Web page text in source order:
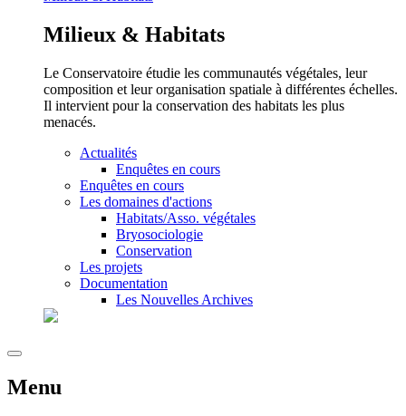
Milieux & Habitats
Le Conservatoire étudie les communautés végétales, leur
composition et leur organisation spatiale à différentes échelles.
Il intervient pour la conservation des habitats les plus
menacés.
Actualités
Enquêtes en cours
Enquêtes en cours
Les domaines d'actions
Habitats/Asso. végétales
Bryosociologie
Conservation
Les projets
Documentation
Les Nouvelles Archives
Menu